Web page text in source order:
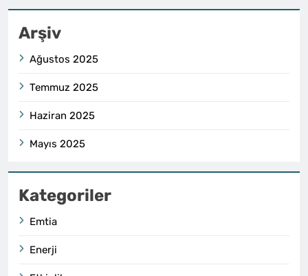
Arşiv
Ağustos 2025
Temmuz 2025
Haziran 2025
Mayıs 2025
Kategoriler
Emtia
Enerji